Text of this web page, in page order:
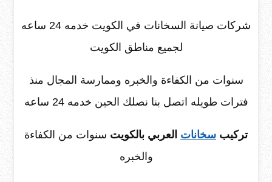
شركات صيانة السخانات في الكويت خدمه 24 ساعه
لجميع مناطق الكويت
سنوات من الكفاءة والخبره وممارسة المجال منذ
فترات طويله اتصل بنا نصلك الحين خدمه 24 ساعه
تركيب سخانات العربي بالكويت سنوات من الكفاءة
والخبره